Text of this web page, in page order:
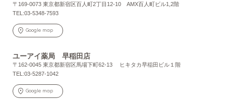
〒169-0073 東京都新宿区百人町2丁目12-10 AMX百人町ビル1,2階
TEL:03-5348-7593
Google map
ユーアイ薬局 早稲田店
〒162-0045 東京都新宿区馬場下町62-13 ヒキタカ早稲田ビル１階
TEL:03-5287-1042
Google map